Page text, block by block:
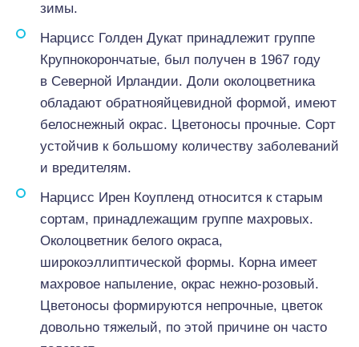
зимы.
Нарцисс Голден Дукат принадлежит группе
Крупнокорончатые, был получен в 1967 году
в Северной Ирландии. Доли околоцветника
обладают обратнояйцевидной формой, имеют
белоснежный окрас. Цветоносы прочные. Сорт
устойчив к большому количеству заболеваний
и вредителям.
Нарцисс Ирен Коупленд относится к старым
сортам, принадлежащим группе махровых.
Околоцветник белого окраса,
широкоэллиптической формы. Корна имеет
махровое напыление, окрас нежно-розовый.
Цветоносы формируются непрочные, цветок
довольно тяжелый, по этой причине он часто